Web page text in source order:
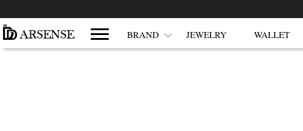
쇼핑몰 카테고리 BRAND JEWELRY WALLET